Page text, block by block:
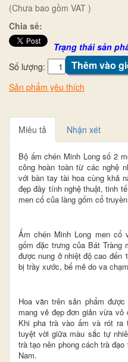
(Chưa bao gồm VAT )
Chia sẻ:
Trạng thái sản
Số lượng:
Thêm vào
Sản phẩm yêu thích
Miêu tả Nhận xét
Bộ ấm chén Minh Long số 2
công hoàn toàn từ các nghệ
với bàn tay tài hoa cùng khả
đẹp đầy tính nghệ thuật, tinh
men cổ của làng gốm cổ
Ấm chén Minh Long men cổ
gốm đặc trưng của Bát Tràng
được nung ở nhiệt độ cao đến
bị trầy xước, bể mẻ do va
Hoa văn trên sản phẩm
mang vẻ đẹp đơn giản vừa
Khi pha trà vào ấm và rót
tuyệt vời giữa màu sắc tự
trà tạo nên phong cách trà
Nam.